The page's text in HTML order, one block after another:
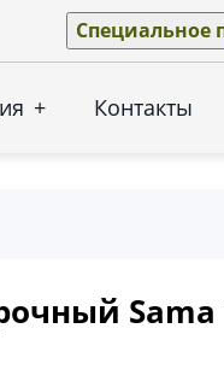
Специальное
+ Контакты
Sama